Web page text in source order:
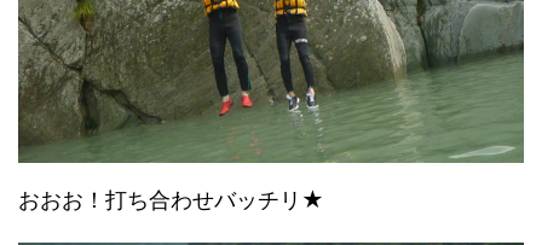
おおお！打ち合わせバッチリ★